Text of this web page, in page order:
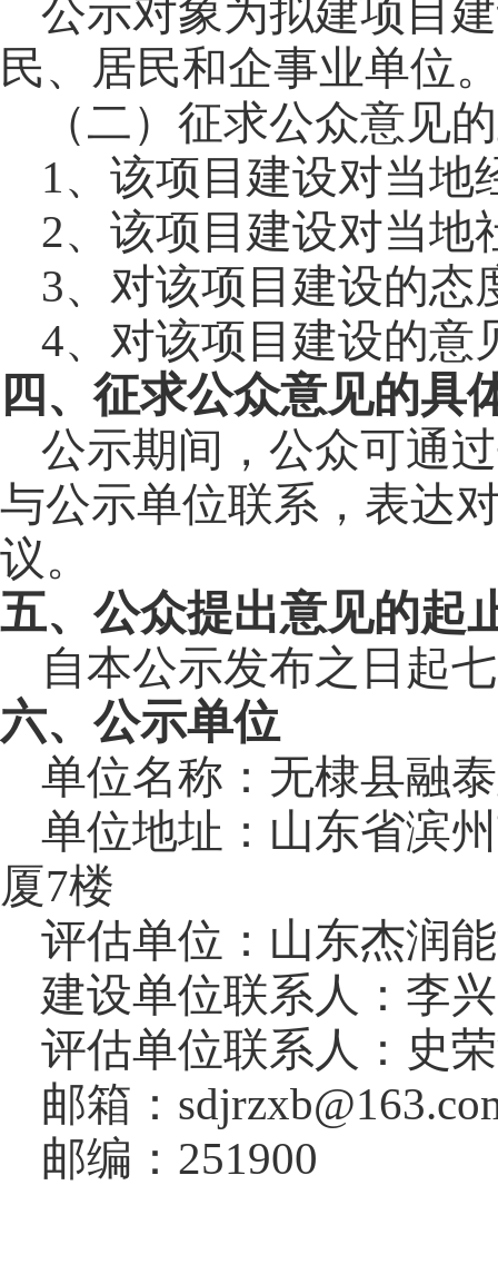
公示对象为拟建项目
民、居民和企事业单位
（二）征求公众意见
1、该项目建设对当地
2、该项目建设对当地
3、对该项目建设的态
4、对该项目建设的意
四、征求公众意见的具
公示期间，公众可通
与公示单位联系，表达
议。
五、公众提出意见的起
自本公示发布之日起七
六、公示单位
单位名称： 无棣县融
单位地址： 山东省滨
厦7楼
评估单位：山东杰润
建设单位联系人：李
评估单位联系人： 史
邮箱： sdjrzxb
邮编： 251900